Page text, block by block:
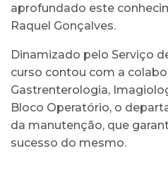
aprofundado este
Raquel Gonçalves.
Dinamizado pelo Serviço
curso contou com a
Gastrenterologia,
Bloco Operatório, o
da manutenção, que
sucesso do mesmo.